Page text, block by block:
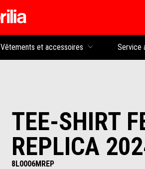
Vêtements et accessoires Service
TEE-SHIRT
REPLICA
8L0006MREP